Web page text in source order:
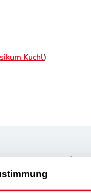
Kuchl)
Beste an